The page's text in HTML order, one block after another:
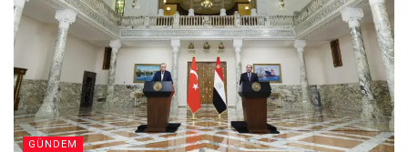
GÜNDEM